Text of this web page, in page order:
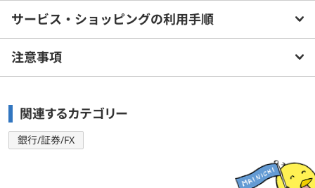
実物資産を中心に組み入れる「インフレヘッジポートフォリオ」
資産運用に欠かせない4つのメンテナンスを、THEOは定期的に自動
で行います。
市場の動きによって変化した投資配分を、元のポートフォリオ（資
産運用方針）に合わせ、
資産の配分を調整します。
各機能ポートフォリオ内での投資配分や投資するETF（上場投資信
サービス・ショッピングの利用手順
注意事項
関連するカテゴリー
銀行/証券/FX